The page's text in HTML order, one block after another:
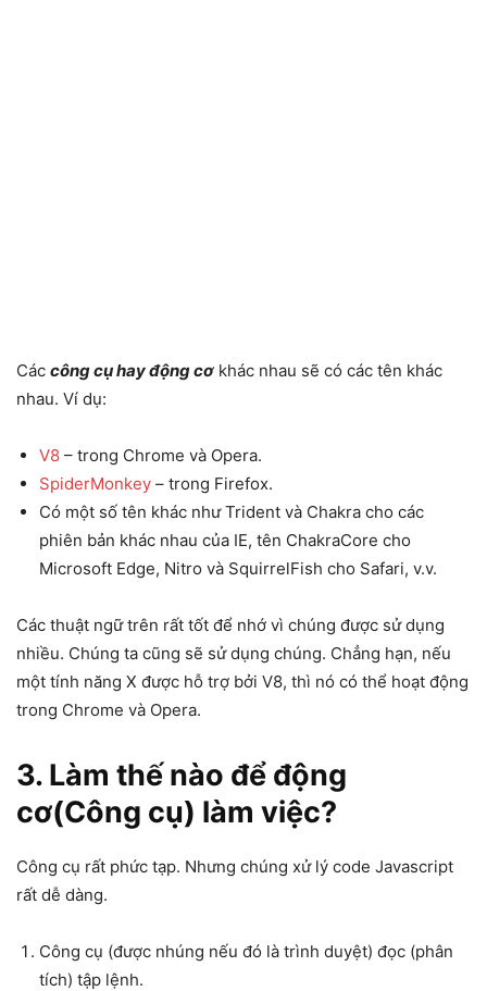
Các công cụ hay động cơ khác nhau sẽ có các tên khác
nhau. Ví dụ:
V8 – trong Chrome và Opera.
SpiderMonkey – trong Firefox.
Có một số tên khác như Trident và Chakra cho các
phiên bản khác nhau của IE, tên ChakraCore cho
Microsoft Edge, Nitro và SquirrelFish cho Safari, v.v.
Các thuật ngữ trên rất tốt để nhớ vì chúng được sử dụng
nhiều. Chúng ta cũng sẽ sử dụng chúng. Chẳng hạn, nếu
một tính năng X được hỗ trợ bởi V8, thì nó có thể hoạt động
trong Chrome và Opera.
3. Làm thế nào để động
cơ(Công cụ) làm việc?
Công cụ rất phức tạp. Nhưng chúng xử lý code Javascript
rất dễ dàng.
Công cụ (được nhúng nếu đó là trình duyệt) đọc (phân
tích) tập lệnh.